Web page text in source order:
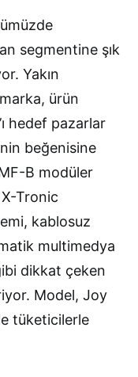
segmentine şık
Yakın
ürün
hedef pazarlar
beğenisine
B modüler
Tronic
kablosuz
multimedya
dikkat çeken
Model, Joy
tüketicilerle